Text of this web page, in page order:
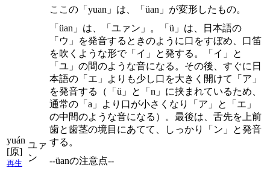
yuán
[原]
再生
ユァ
ン
ここの「yuan」は、「üan」が変形したもの。
「üan」は、「ユァン」。「ü」は、日本語の
「ウ」を発音するときのように口をすぼめ、口笛
を吹くような形で「イ」と発する。「イ」と
「ユ」の間のような音になる。その後、すぐに日
本語の「エ」よりも少し口を大きく開けて「ア」
を発音する（「ü」と「n」に挟まれているため、
通常の「a」より口が小さくなり「ア」と「エ」
の中間のような音になる）。最後は、舌先を上前
歯と歯茎の境目にあてて、しっかり「ン」と発音
する。
--üanの注意点--